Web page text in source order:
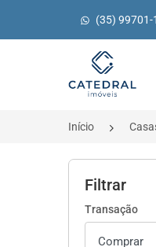
(35) 99701-
Página inicial
Início
Filtrar
Transação